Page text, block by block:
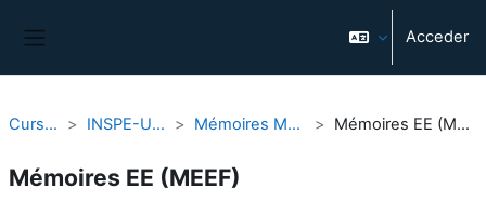
Acceder
Cursos INSPE-UGA Mémoires MEEF Mémoires EE (MEEF)
Mémoires EE (MEEF)